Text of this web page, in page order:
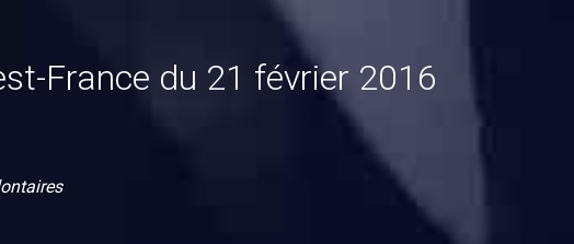
France du 21 février 2016